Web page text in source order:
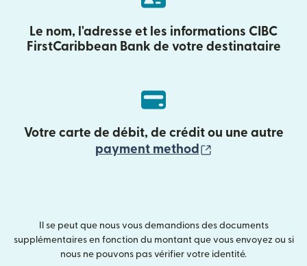
Le nom, l'adresse et les informations CIBC
FirstCaribbean Bank de votre destinataire
Votre carte de débit, de crédit ou une autre
payment method
Il se peut que nous vous demandions des documents
supplémentaires en fonction du montant que vous envoyez ou si
nous ne pouvons pas vérifier votre identité.